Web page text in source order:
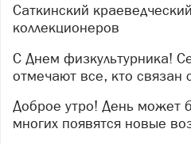
Саткинский краеведческий музей приглашает
коллекционеров
С Днем физкультурника! Сегодня праздник
отмечают все, кто связан
Доброе утро! День может быть беспокойным, но у
многих появятся новые